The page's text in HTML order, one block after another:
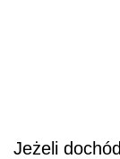
Jeżeli